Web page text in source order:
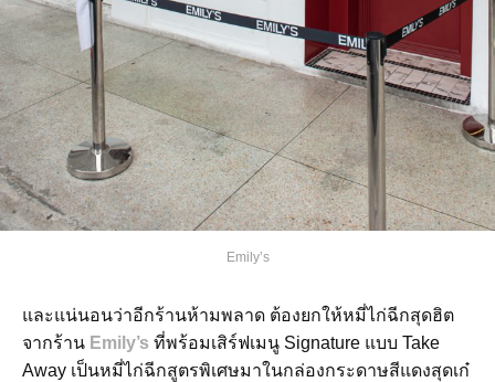
Emily’s
และแน่นอนว่าอีกร้านห้ามพลาด ต้องยกให้หมี่ไก่ฉีกสุดฮิต
จากร้าน Emily’s ที่พร้อมเสิร์ฟเมนู Signature แบบ Take
Away เป็นหมี่ไก่ฉีกสูตรพิเศษมาในกล่องกระดาษสีแดงสุดเก๋